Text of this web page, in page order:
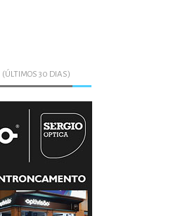
(ÚLTIMOS 30 DIAS)